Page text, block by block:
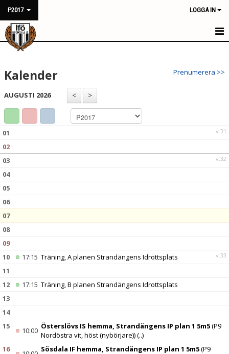
P2017 LOGGA IN
HEM
NYHETER
KALENDER
BILDGALLERI
KONTAKT
Prenumerera >>
Kalender
AUGUSTI 2026
v.31
01
02
v.32
03
04
05
06
07
08
09
v.33
10 17:15 Träning, A planen Strandängens Idrottsplats
11
12
17:15 Träning, B planen Strandängens Idrottsplats
13
14
15
10:00 Österslövs IS hemma, Strandängens IP plan 1 5m5(P9
Nordöstra vit, höst (nybörjare))(..)
16
Sösdala IF hemma, Strandängens IP plan 1 5m5(P9